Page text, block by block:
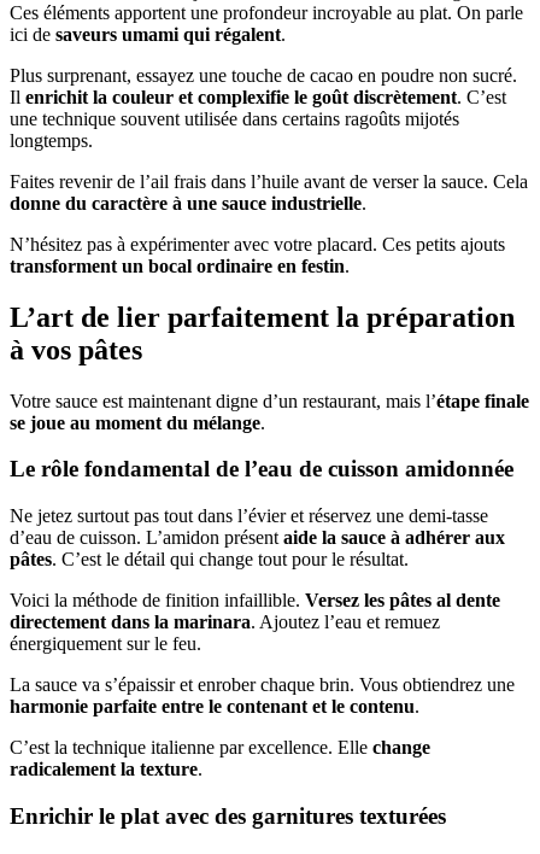
Ces éléments apportent une profondeur incroyable au plat. On parle
ici de saveurs umami qui régalent.
Plus surprenant, essayez une touche de cacao en poudre non sucré.
Il enrichit la couleur et complexifie le goût discrètement. C’est
une technique souvent utilisée dans certains ragoûts mijotés
longtemps.
Faites revenir de l’ail frais dans l’huile avant de verser la sauce. Cela
donne du caractère à une sauce industrielle.
N’hésitez pas à expérimenter avec votre placard. Ces petits ajouts
transforment un bocal ordinaire en festin.
L’art de lier parfaitement la préparation
à vos pâtes
Votre sauce est maintenant digne d’un restaurant, mais l’étape finale
se joue au moment du mélange.
Le rôle fondamental de l’eau de cuisson amidonnée
Ne jetez surtout pas tout dans l’évier et réservez une demi-tasse
d’eau de cuisson. L’amidon présent aide la sauce à adhérer aux
pâtes. C’est le détail qui change tout pour le résultat.
Voici la méthode de finition infaillible. Versez les pâtes al dente
directement dans la marinara. Ajoutez l’eau et remuez
énergiquement sur le feu.
La sauce va s’épaissir et enrober chaque brin. Vous obtiendrez une
harmonie parfaite entre le contenant et le contenu.
C’est la technique italienne par excellence. Elle change
radicalement la texture.
Enrichir le plat avec des garnitures texturées